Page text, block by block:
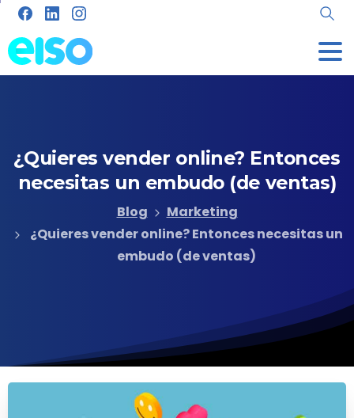
¿Quieres vender online? Entonces
necesitas un embudo (de ventas)
Blog
Marketing
¿Quieres vender online? Entonces necesitas un
embudo (de ventas)